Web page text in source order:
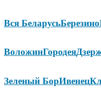
Вся БеларусьБерезино
ВоложинГородея
Зеленый БорИвенец